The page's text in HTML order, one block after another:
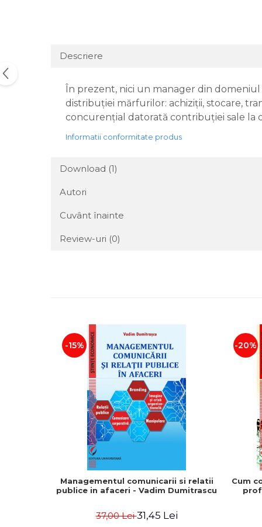
Descriere
În prezent, nici un manager din
distribuţiei mărfurilor: achiziţii, stocare,
concurenţial datorată contribuţiei sale la
Informatii conformitate produs
Download (1)
Autori
Cuvânt înainte
Review-uri (0)
-15%
Managementul comunicarii si relatii
publice in afaceri - Vadim Dumitrascu
37,00 Lei31,45 Lei
-20%
Cum